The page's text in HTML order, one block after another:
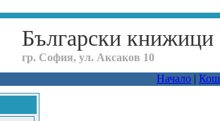
Български книжици
гр. София, ул. Аксаков 10
Начало |